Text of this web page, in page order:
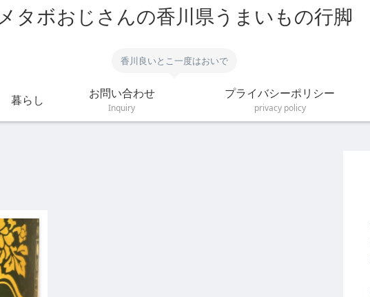
メタボおじさんの香川県うまいもの行脚
香川良いとこ一度はおいで
暮らし
お問い合わせ
Inquiry
プライバシーポリシー
privacy policy